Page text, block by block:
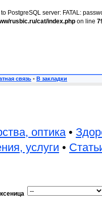
PostgreSQL server: FATAL:
rusbic.ru/cat/index.php on line
связь • В закладки
оптика•
услуги •